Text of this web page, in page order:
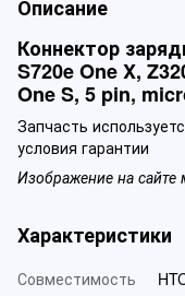
Описание
Коннектор
S720e One X,
One S, 5 pin,
Запчасть
условия гарантии
Изображение на сайте
Характеристики
Совместимость